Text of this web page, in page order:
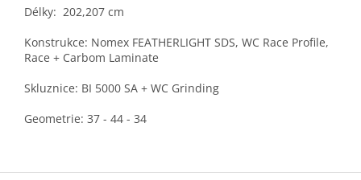
Délky: 202,207 cm
Konstrukce: Nomex FEATHERLIGHT SDS, WC Race Profile,
Race + Carbom Laminate
Skluznice: BI 5000 SA + WC Grinding
Geometrie: 37 - 44 - 34